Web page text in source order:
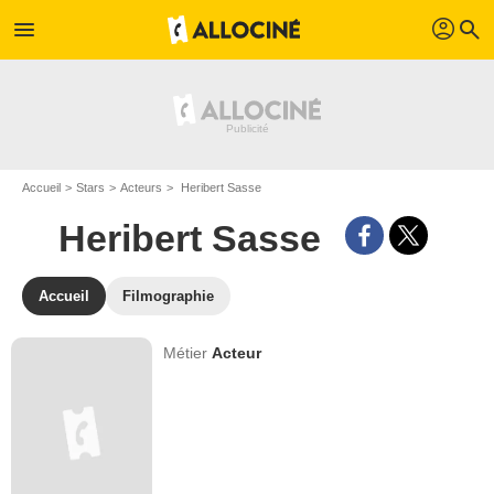
menu profil search
Accueil Stars Acteurs Heribert Sasse
Heribert Sasse
Accueil Filmographie
MétierActeur